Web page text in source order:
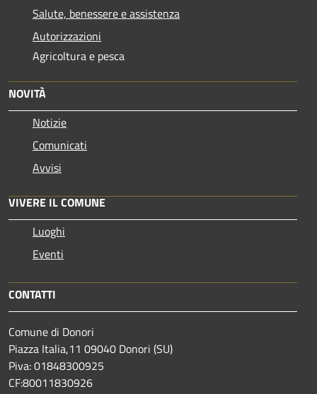
Salute, benessere e assistenza
Autorizzazioni
Agricoltura e pesca
NOVITÀ
Notizie
Comunicati
Avvisi
VIVERE IL COMUNE
Luoghi
Eventi
CONTATTI
Comune di Donori
Piazza Italia,11 09040 Donori (SU)
Piva: 01848300925
CF:80011830926